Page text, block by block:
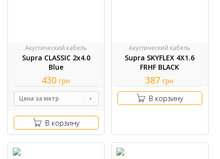
Акустический кабель
Supra CLASSIC 2x4.0
Blue
430грн
Цена за метр
В корзину
Акустический кабель
Supra SKYFLEX 4X1.6
FRHF BLACK
387грн
В корзину